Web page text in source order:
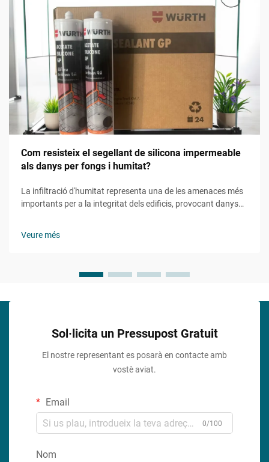
Com resisteix el segellant de silicona impermeable
als danys per fongs i humitat?
La infiltració d'humitat representa una de les amenaces més
importants per a la integritat dels edificis, provocant danys
Veure més
Sol·licita un Pressupost Gratuit
El nostre representant es posarà en contacte amb
vostè aviat.
Email
0/100
Nom